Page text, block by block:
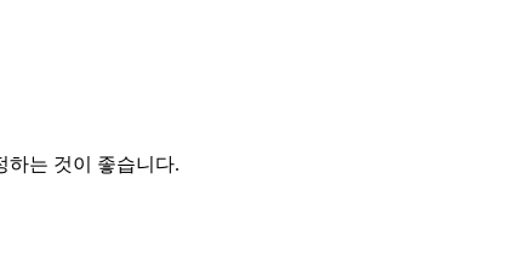
하는 것이 좋습니다.